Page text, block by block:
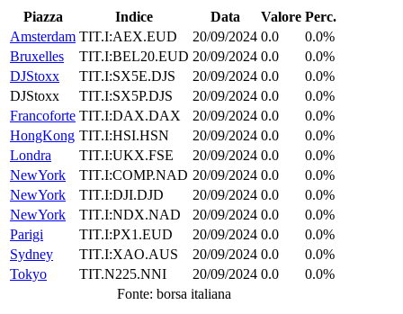
Piazza Indice Data Valore Perc.
Amsterdam TIT.I:AEX.EUD 20/09/2024 0.0
0.0%
Bruxelles
TIT.I:BEL20.EUD 20/09/2024 0.0
0.0%
DJStoxx
TIT.I:SX5E.DJS 20/09/2024 0.0
0.0%
DJStoxx
TIT.I:SX5P.DJS 20/09/2024 0.0
0.0%
Francoforte TIT.I:DAX.DAX 20/09/2024 0.0
0.0%
HongKong TIT.I:HSI.HSN 20/09/2024 0.0
0.0%
Londra
TIT.I:UKX.FSE 20/09/2024 0.0
0.0%
NewYork
TIT.I:COMP.NAD 20/09/2024 0.0
0.0%
NewYork
TIT.I:DJI.DJD 20/09/2024 0.0
0.0%
NewYork
TIT.I:NDX.NAD 20/09/2024 0.0
0.0%
Parigi
TIT.I:PX1.EUD 20/09/2024 0.0
0.0%
Sydney
TIT.I:XAO.AUS 20/09/2024 0.0
0.0%
Tokyo
TIT.N225.NNI 20/09/2024 0.0
0.0%
Fonte: borsa italiana